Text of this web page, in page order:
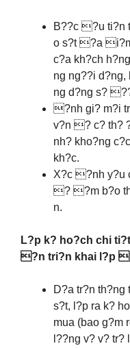
B??c ?u ti?n
o s?t ?a
c?a kh?ch
ng ng??i d?ng,
ng d?ng s?
?nh gi? m?i
v?n ? c? th?
nh? kho?ng
kh?c.
X?c ?nh y?u
? ?m b?o
n.
L?p k? ho?ch chi
?n tri?n khai l?p
D?a tr?n
s?t, l?p ra k?
mua (bao g?m
l??ng v? v?